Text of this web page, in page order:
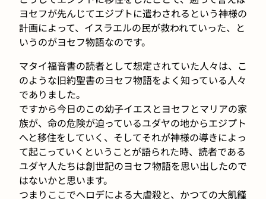
ヨセフが先んじてエジプトに遣わされるという神様の
計画によって、イスラエルの民が救われていった、と
いうのがヨセフ物語なのです。
マタイ福音書の読者として想定されていた人々は、こ
のような旧約聖書のヨセフ物語をよく知っている人々
でありました。
ですから今日のこの幼子イエスとヨセフとマリアの家
族が、命の危険が迫っているユダヤの地からエジプト
へと移住をしていく、そしてそれが神様の導きによっ
て起こっていくということが語られた時、読者である
ユダヤ人たちは創世記のヨセフ物語を思い出したので
はないかと思います。
つまりここでヘロデによる大虐殺と、かつての大飢饉